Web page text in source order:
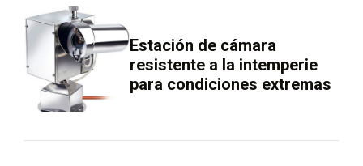
Estación de cámara
resistente a la intemperie
para condiciones extremas